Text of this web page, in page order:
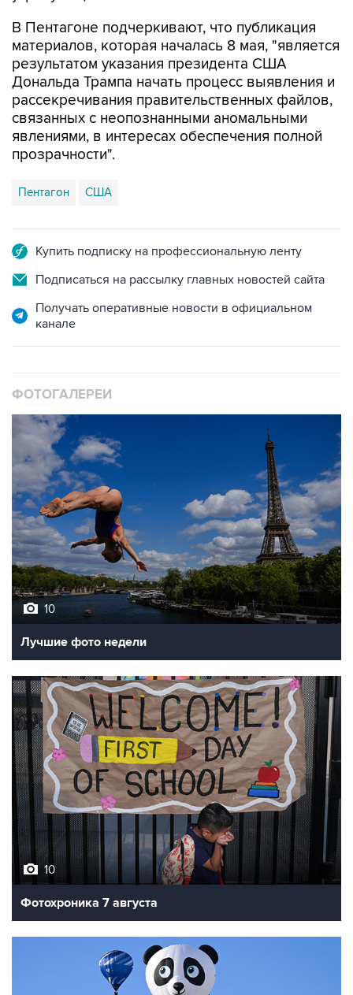
В Пентагоне подчеркивают, что публикация
материалов, которая началась 8 мая, "является
результатом указания президента США
Дональда Трампа начать процесс выявления и
рассекречивания правительственных файлов,
связанных с неопознанными аномальными
явлениями, в интересах обеспечения полной
прозрачности".
Пентагон США
Купить подписку на профессиональную ленту
Подписаться на рассылку главных новостей сайта
Получать оперативные новости в официальном
канале
ФОТОГАЛЕРЕИ
10
Лучшие фото недели
10
Фотохроника 7 августа